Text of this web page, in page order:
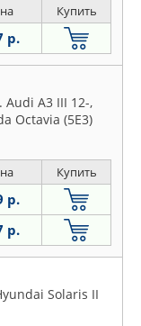
Купить
р.
Audi A3 III 12-,
Octavia (5E3)
Купить
р.
р.
Solaris II